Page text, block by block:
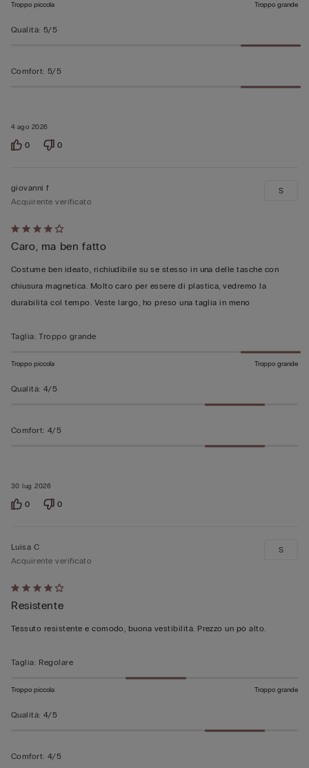
4 ago 2026
Troppo piccola Troppo grande
Qualità: 5/5
Comfort: 5/5
0 0
Valutato
4
su
5
30 lug 2026
giovanni f
Acquirente verificato
Caro, ma ben fatto
Costume ben ideato, richiudibile su se stesso in una delle tasche con
chiusura magnetica. Molto caro per essere di plastica, vedremo la
durabilità col tempo. Veste largo, ho preso una taglia in meno
S
Taglia: Troppo grande
Troppo piccola Troppo grande
Qualità: 4/5
Comfort: 4/5
0 0
Valutato
4
su
Luisa C
Acquirente verificato
Resistente
Tessuto resistente e comodo, buona vestibilità. Prezzo un pò alto.
S
Taglia: Regolare
Troppo piccola Troppo grande
Qualità: 4/5
Comfort: 4/5